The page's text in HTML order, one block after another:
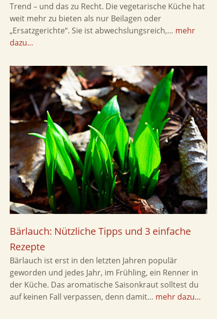
Trend – und das zu Recht. Die vegetarische Küche hat
weit mehr zu bieten als nur Beilagen oder
„Ersatzgerichte“. Sie ist abwechslungsreich,… mehr
dazu…
Bärlauch: Nützliche Tipps und 3 einfache
Rezepte
Bärlauch ist erst in den letzten Jahren populär
geworden und jedes Jahr, im Frühling, ein Renner in
der Küche. Das aromatische Saisonkraut solltest du
auf keinen Fall verpassen, denn damit… mehr dazu…